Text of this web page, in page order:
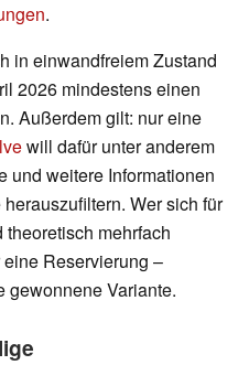
.
in einwandfreiem Zustand
2026 mindestens einen
Außerdem gilt: nur eine
will dafür unter anderem
und weitere Informationen
Wer sich für
mehrfach
Reservierung –
gewonnene Variante.